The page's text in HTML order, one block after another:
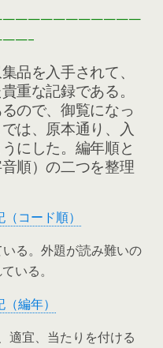
品を入手されて、
重な記録である。
ので、御覧になっ
は、原本通り、入
にした。編年順と
順）の二つを整理
コード順）
る。外題が読み難いの
いる。
編年）
適宜、当たりを付ける